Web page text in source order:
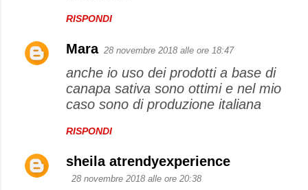
RISPONDI
Mara 28 novembre 2018 alle ore 18:47
anche io uso dei prodotti a base di
canapa sativa sono ottimi e nel mio
caso sono di produzione italiana
RISPONDI
sheila atrendyexperience
28 novembre 2018 alle ore 20:38